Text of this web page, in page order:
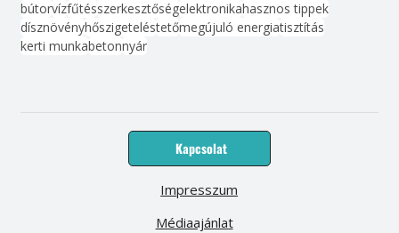
bútorvízfűtésszerkesztőségelektronikahasznos tippek
dísznövényhőszigeteléstetőmegújuló energiatisztítás
kerti munkabetonnyár
Kapcsolat
Médiaajánlat
Impresszum